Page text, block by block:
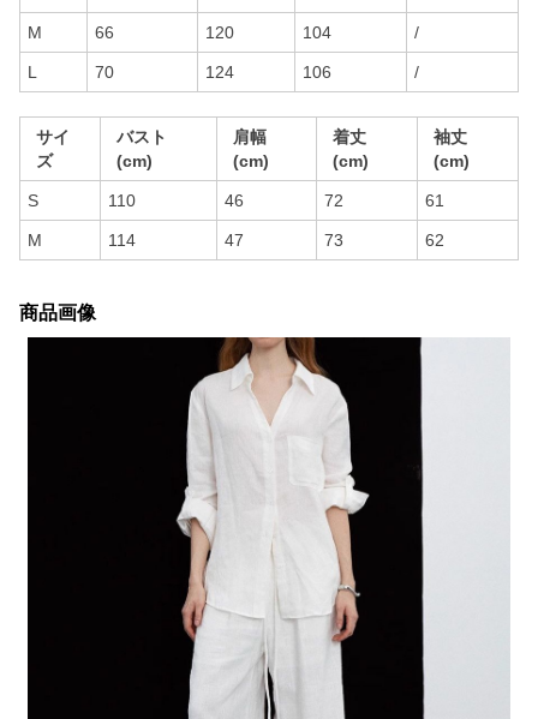
M 66 120 104 /
L 70 124 106 /
サイ
ズ
バスト
(cm)
肩幅
(cm)
着丈
(cm)
袖丈
(cm)
S 110 46 72 61
M 114 47 73 62
商品画像